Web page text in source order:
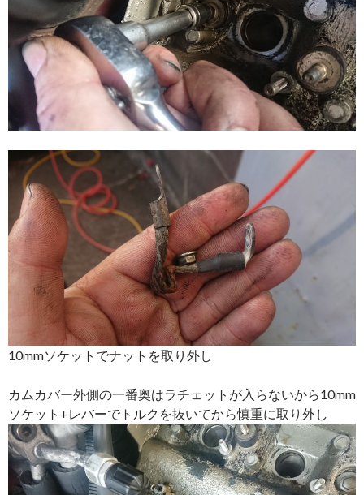
10mmソケットでナットを取り外し
カムカバー外側の一番奥はラチェットが入らないから10mm
ソケット+レバーでトルクを抜いてから慎重に取り外し